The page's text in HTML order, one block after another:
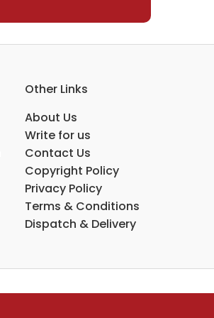
Other Links
About Us
Write for us
Contact Us
Copyright Policy
Privacy Policy
Terms & Conditions
Dispatch & Delivery